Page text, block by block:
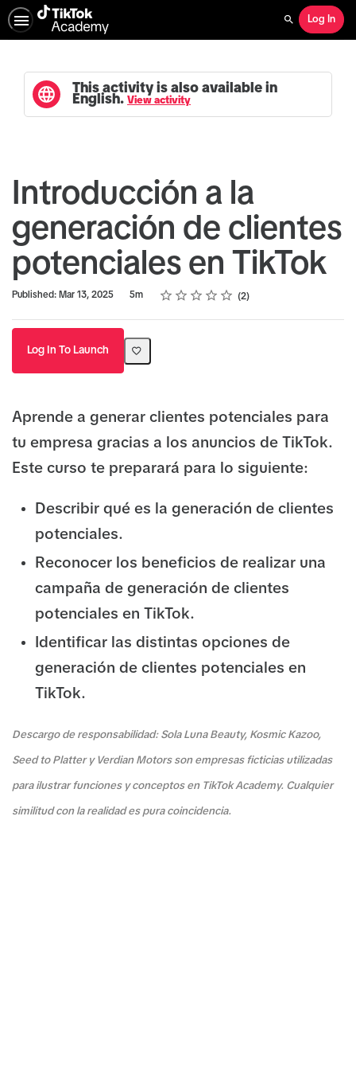
Search
Log In
This activity is also available in
English. View activity
Introducción a la
generación de clientes
potenciales en TikTok
Published: Mar 13, 2025
Duration 5m Rating
1 star
2 stars
3 stars
4 stars
5 stars
Average rating: 4.5 2
2 reviews
Log In To Launch
Aprende a generar clientes potenciales para
tu empresa gracias a los anuncios de TikTok.
Este curso te preparará para lo siguiente:
Describir qué es la generación de clientes
potenciales.
Reconocer los beneficios de realizar una
campaña de generación de clientes
potenciales en TikTok.
Identificar las distintas opciones de
generación de clientes potenciales en
TikTok.
Descargo de responsabilidad: Sola Luna Beauty, Kosmic Kazoo,
Seed to Platter y Verdian Motors son empresas ficticias utilizadas
para ilustrar funciones y conceptos en TikTok Academy. Cualquier
similitud con la realidad es pura coincidencia.